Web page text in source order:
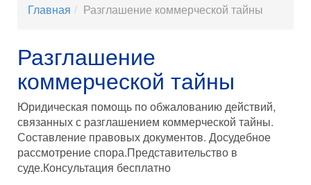
Главная Разглашение коммерческой тайны
Разглашение
коммерческой тайны
Юридическая помощь по обжалованию действий,
связанных с разглашением коммерческой тайны.
Составление правовых документов. Досудебное
рассмотрение спора.Представительство в
суде.Консультация бесплатно